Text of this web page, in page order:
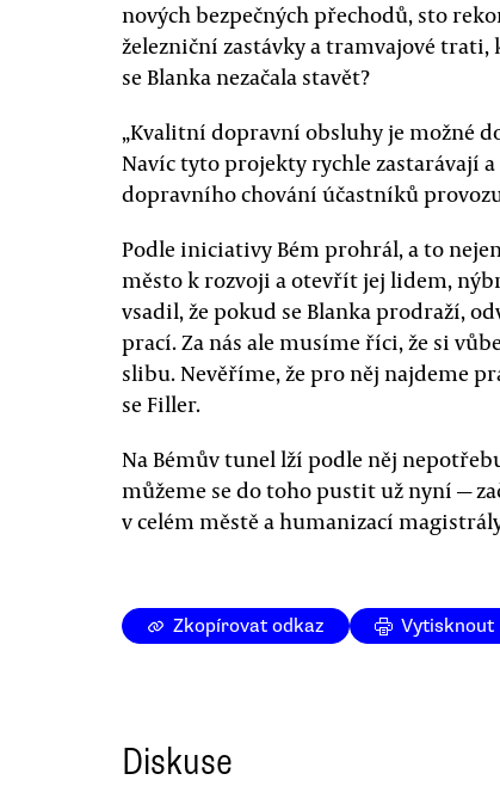
nových bezpečných přechodů, sto
železniční zastávky a tramvajové
se Blanka nezačala stavět?
„Kvalitní dopravní obsluhy je možné
Navíc tyto projekty rychle zastarávají
dopravního chování účastníků
Podle iniciativy Bém prohrál, a to
město k rozvoji a otevřít jej lidem,
vsadil, že pokud se Blanka prodraží,
prací. Za nás ale musíme říci, že si
slibu. Nevěříme, že pro něj najdeme
se Filler.
Na Bémův tunel lží podle něj
můžeme se do toho pustit už nyní —
v celém městě a humanizací
Zkopírovat odkaz Vytisknout
Diskuse